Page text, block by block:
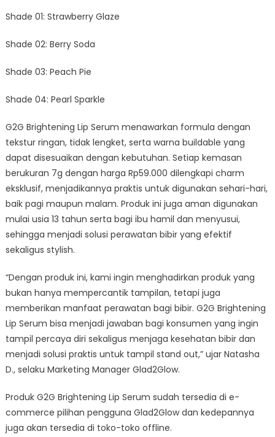
Shade 01: Strawberry Glaze
Shade 02: Berry Soda
Shade 03: Peach Pie
Shade 04: Pearl Sparkle
G2G Brightening Lip Serum menawarkan formula dengan
tekstur ringan, tidak lengket, serta warna buildable yang
dapat disesuaikan dengan kebutuhan. Setiap kemasan
berukuran 7g dengan harga Rp59.000 dilengkapi charm
eksklusif, menjadikannya praktis untuk digunakan sehari-hari,
baik pagi maupun malam. Produk ini juga aman digunakan
mulai usia 13 tahun serta bagi ibu hamil dan menyusui,
sehingga menjadi solusi perawatan bibir yang efektif
sekaligus stylish.
“Dengan produk ini, kami ingin menghadirkan produk yang
bukan hanya mempercantik tampilan, tetapi juga
memberikan manfaat perawatan bagi bibir. G2G Brightening
Lip Serum bisa menjadi jawaban bagi konsumen yang ingin
tampil percaya diri sekaligus menjaga kesehatan bibir dan
menjadi solusi praktis untuk tampil stand out,” ujar Natasha
D., selaku Marketing Manager Glad2Glow.
Produk G2G Brightening Lip Serum sudah tersedia di e-
commerce pilihan pengguna Glad2Glow dan kedepannya
juga akan tersedia di toko-toko offline.